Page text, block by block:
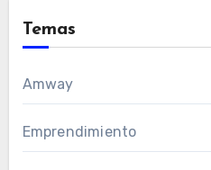
Temas
Amway
Emprendimiento